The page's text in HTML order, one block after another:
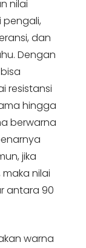
nilai
pengali,
dan
Dengan
resistansi
hingga
berwarna
jika
maka nilai
antara 90
warna